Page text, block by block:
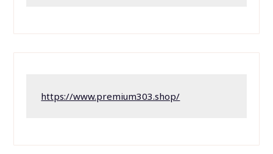
https://www.premium303.shop/